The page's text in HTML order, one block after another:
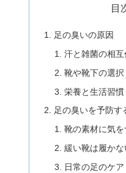
目
足の臭いの原因
汗と雑菌の相互
靴や靴下の選択
栄養と生活習慣
足の臭いを予防す
靴の素材に気
緩い靴は履かな
日常の足のケア